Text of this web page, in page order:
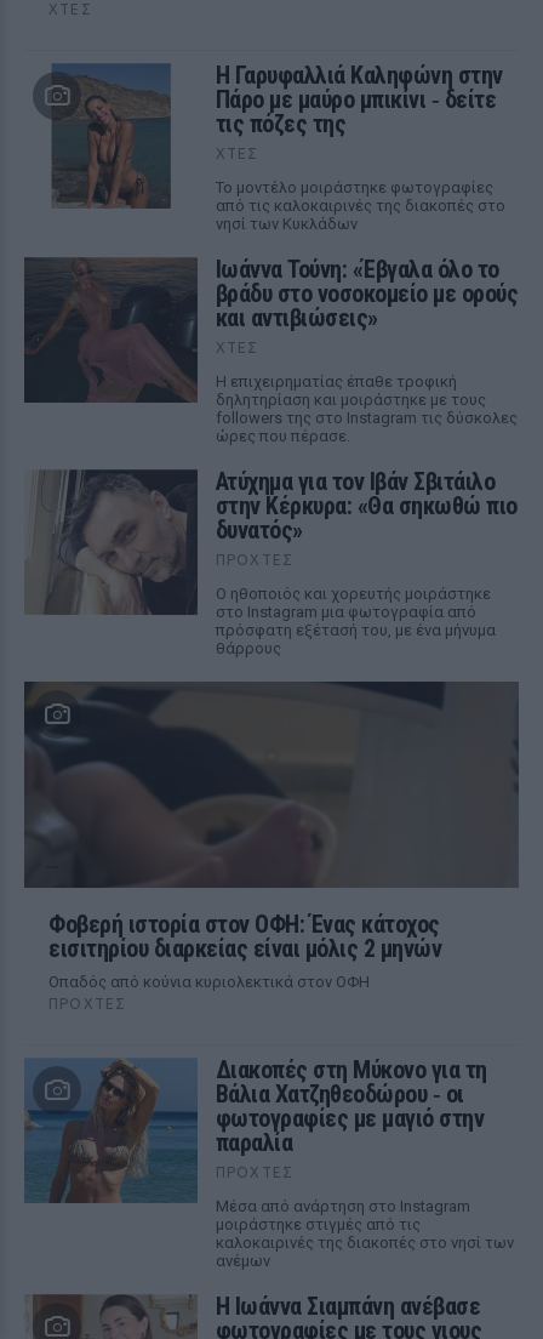
ΧΤΕΣ
Η Γαρυφαλλιά Καληφώνη στην
Πάρο με μαύρο μπικίνι ‑ δείτε
τις πόζες της
ΧΤΕΣ
Το μοντέλο μοιράστηκε φωτογραφίες
από τις καλοκαιρινές της διακοπές στο
νησί των Κυκλάδων
Ιωάννα Τούνη: «Έβγαλα όλο το
βράδυ στο νοσοκομείο με ορούς
και αντιβιώσεις»
ΧΤΕΣ
Η επιχειρηματίας έπαθε τροφική
δηλητηρίαση και μοιράστηκε με τους
followers της στο Instagram τις δύσκολες
ώρες που πέρασε.
Ατύχημα για τον Ιβάν Σβιτάιλο
στην Κέρκυρα: «Θα σηκωθώ πιο
δυνατός»
ΠΡΟΧΤΈΣ
Ο ηθοποιός και χορευτής μοιράστηκε
στο Instagram μια φωτογραφία από
πρόσφατη εξέτασή του, με ένα μήνυμα
θάρρους
Φοβερή ιστορία στον ΟΦΗ: Ένας κάτοχος
εισιτηρίου διαρκείας είναι μόλις 2 μηνών
Οπαδός από κούνια κυριολεκτικά στον ΟΦΗ
ΠΡΟΧΤΈΣ
Διακοπές στη Μύκονο για τη
Βάλια Χατζηθεοδώρου ‑ οι
φωτογραφίες με μαγιό στην
παραλία
ΠΡΟΧΤΈΣ
Μέσα από ανάρτηση στο Instagram
μοιράστηκε στιγμές από τις
καλοκαιρινές της διακοπές στο νησί των
ανέμων
H Ιωάννα Σιαμπάνη ανέβασε
φωτογραφίες με τους γιους